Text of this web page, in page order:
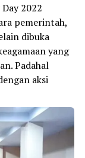
2022
pemerintah,
dibuka
yang
Padahal
aksi